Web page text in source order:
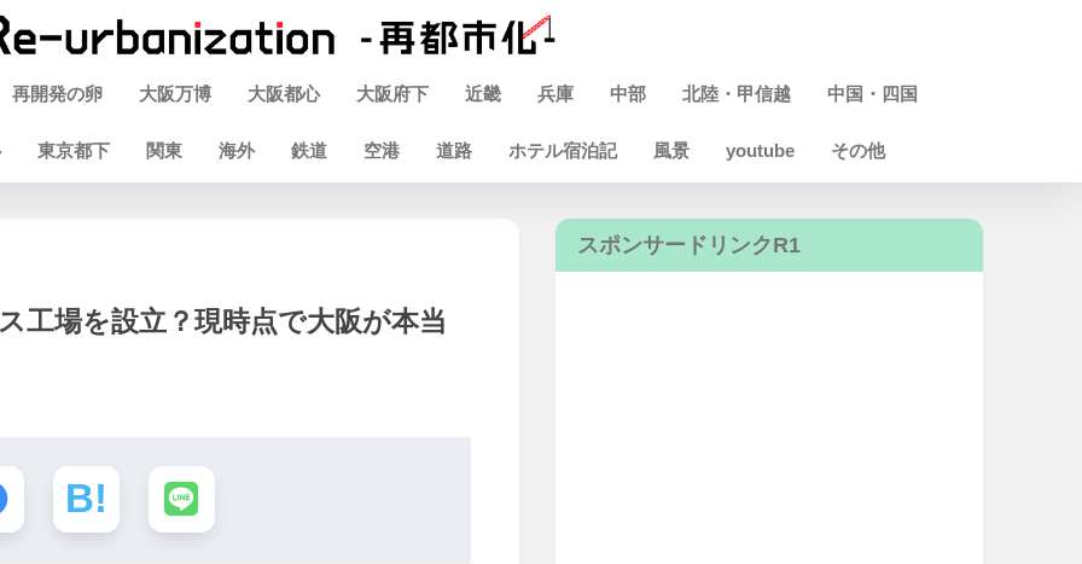
再開発の卵 大阪万博 大阪都心 大阪府下 近畿 兵庫 中部 北陸・甲信越 中国・四国
東京都下 関東 海外 鉄道 空港 道路 ホテル宿泊記 風景 youtube その他
工場を設立？現時点で大阪が本当
スポンサードリンクR1